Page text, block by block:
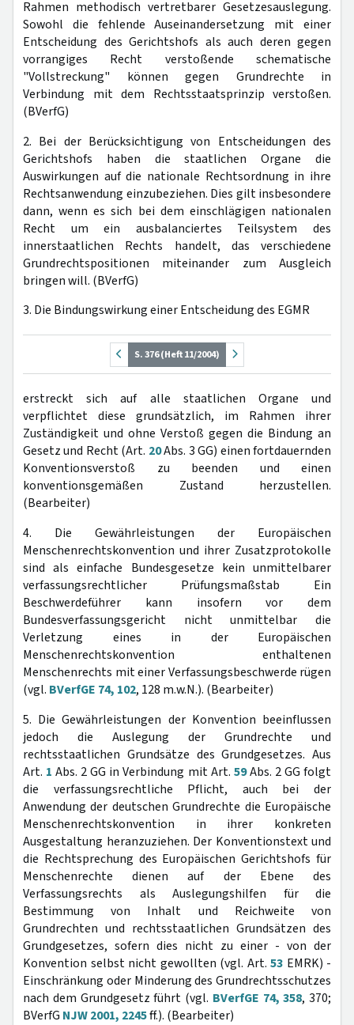
Rahmen methodisch vertretbarer Gesetzesauslegung.
Sowohl die fehlende Auseinandersetzung mit einer
Entscheidung des Gerichtshofs als auch deren gegen
vorrangiges Recht verstoßende schematische
"Vollstreckung" können gegen Grundrechte in
Verbindung mit dem Rechtsstaatsprinzip verstoßen.
(BVerfG)
2. Bei der Berücksichtigung von Entscheidungen des
Gerichtshofs haben die staatlichen Organe die
Auswirkungen auf die nationale Rechtsordnung in ihre
Rechtsanwendung einzubeziehen. Dies gilt insbesondere
dann, wenn es sich bei dem einschlägigen nationalen
Recht um ein ausbalanciertes Teilsystem des
innerstaatlichen Rechts handelt, das verschiedene
Grundrechtspositionen miteinander zum Ausgleich
bringen will. (BVerfG)
3. Die Bindungswirkung einer Entscheidung des EGMR
S. 376 (Heft 11/2004)
erstreckt sich auf alle staatlichen Organe und
verpflichtet diese grundsätzlich, im Rahmen ihrer
Zuständigkeit und ohne Verstoß gegen die Bindung an
Gesetz und Recht (Art. 20Abs. 3 GG) einen fortdauernden
Konventionsverstoß zu beenden und einen
konventionsgemäßen Zustand herzustellen.
(Bearbeiter)
4. Die Gewährleistungen der Europäischen
Menschenrechtskonvention und ihrer Zusatzprotokolle
sind als einfache Bundesgesetze kein unmittelbarer
verfassungsrechtlicher Prüfungsmaßstab Ein
Beschwerdeführer kann insofern vor dem
Bundesverfassungsgericht nicht unmittelbar die
Verletzung eines in der Europäischen
Menschenrechtskonvention enthaltenen
Menschenrechts mit einer Verfassungsbeschwerde rügen
(vgl. BVerfGE 74, 102, 128 m.w.N.). (Bearbeiter)
5. Die Gewährleistungen der Konvention beeinflussen
jedoch die Auslegung der Grundrechte und
rechtsstaatlichen Grundsätze des Grundgesetzes. Aus
Art. 1 Abs. 2 GG in Verbindung mit Art. 59Abs. 2 GG folgt
die verfassungsrechtliche Pflicht, auch bei der
Anwendung der deutschen Grundrechte die Europäische
Menschenrechtskonvention in ihrer konkreten
Ausgestaltung heranzuziehen. Der Konventionstext und
die Rechtsprechung des Europäischen Gerichtshofs für
Menschenrechte dienen auf der Ebene des
Verfassungsrechts als Auslegungshilfen für die
Bestimmung von Inhalt und Reichweite von
Grundrechten und rechtsstaatlichen Grundsätzen des
Grundgesetzes, sofern dies nicht zu einer - von der
Konvention selbst nicht gewollten (vgl. Art. 53 EMRK) -
Einschränkung oder Minderung des Grundrechtsschutzes
nach dem Grundgesetz führt (vgl. BVerfGE 74, 358, 370;
BVerfG NJW 2001, 2245ff.). (Bearbeiter)